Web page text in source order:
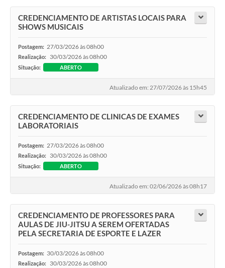
CREDENCIAMENTO DE ARTISTAS LOCAIS PARA
SHOWS MUSICAIS
Postagem: 27/03/2026 às 08h00
Realização: 30/03/2026 às 08h00
Situação: ABERTO
Atualizado em: 27/07/2026 às 15h45
CREDENCIAMENTO DE CLINICAS DE EXAMES
LABORATORIAIS
Postagem: 27/03/2026 às 08h00
Realização: 30/03/2026 às 08h00
Situação: ABERTO
Atualizado em: 02/06/2026 às 08h17
CREDENCIAMENTO DE PROFESSORES PARA
AULAS DE JIU-JITSU A SEREM OFERTADAS
PELA SECRETARIA DE ESPORTE E LAZER
Postagem: 30/03/2026 às 08h00
Realização: 30/03/2026 às 08h00